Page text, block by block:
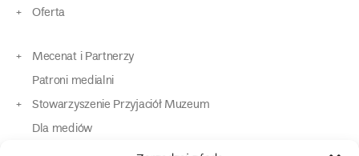
Oferta
Mecenat i Partnerzy
Patroni medialni
Stowarzyszenie Przyjaciół Muzeum
Dla mediów